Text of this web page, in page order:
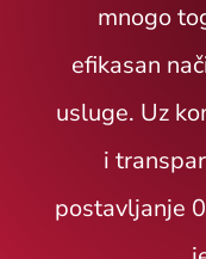
mnogo
efikasan
usluge. Uz
i
postavljanje